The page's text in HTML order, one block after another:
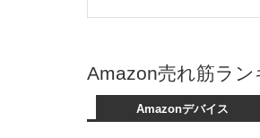
Amazon売れ筋ラ
Amazonデバイス